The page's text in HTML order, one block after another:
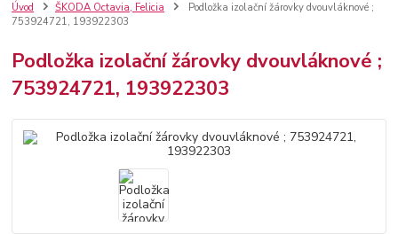
Úvod ŠKODA Octavia, Felicia
Podložka izolační žárovky dvouvláknové ;
753924721, 193922303
Podložka izolační žárovky dvouvláknové ;
753924721, 193922303